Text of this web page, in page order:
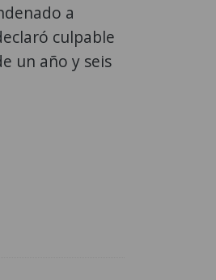
a
culpable
un año y seis